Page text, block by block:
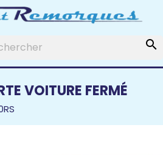
search
VOITURE FERMÉ